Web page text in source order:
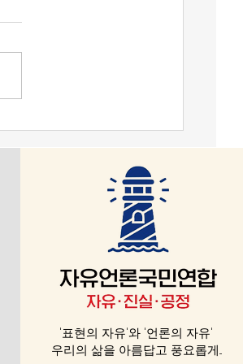
년(2025. 6. 18)
'표현의 자유'와 '언론의 자유'
우리의 삶을 아름답고 풍요롭게...